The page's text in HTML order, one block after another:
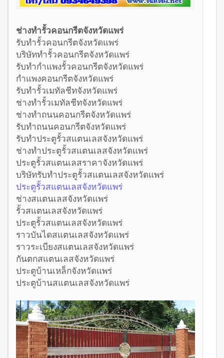
ช่างทำรั้วคอนกรีตจังหวัดแพร่
รับทำรั้วคอนกรีตจังหวัดแพร่
บริษัททำรั้วคอนกรีตจังหวัดแพร่
รับทำกำแพงรั้วคอนกรีตจังหวัดแพร่
กำแพงคอนกรีตจังหวัดแพร่
รับทำรั้วเมทัลชีทจังหวัดแพร่
ช่างทำรั้วเมทัลชีทจังหวัดแพร่
ช่างทำถนนคอนกรีตจังหวัดแพร่
รับทำถนนคอนกรีตจังหวัดแพร่
รับทำประตูรั้วสแตนเลสจังหวัดแพร่
ช่างทำประตูรั้วสแตนเลสจังหวัดแพร่
ประตูรั้วสแตนเลสราคาจังหวัดแพร่
บริษัทรับทำประตูรั้วสแตนเลสจังหวัดแพร่
ประตูรั้วสแตนเลสจังหวัดแพร่
ช่างสแตนเลสจังหวัดแพร่
รั้วสแตนเลสจังหวัดแพร่
ประตูรั้วสแตนเลสจังหวัดแพร่
ราวบันไดสแตนเลสจังหวัดแพร่
ราวระเบียงสแตนเลสจังหวัดแพร่
กันตกสแตนเลสจังหวัดแพร่
ประตูบ้านเหล็กจังหวัดแพร่
ประตูบ้านสแตนเลสจังหวัดแพร่